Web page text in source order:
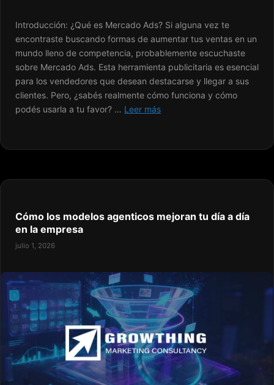
Introducción: ¿Qué es Mercado Ads? Si alguna vez te
encontraste buscando formas de aumentar tus ventas en un
mundo lleno de competencia, probablemente escuchaste
sobre Mercado Ads. Esta herramienta publicitaria es esencial
para los vendedores que desean destacarse y llegar a sus
clientes. Pero, ¿sabés realmente cómo funciona y cómo
podés usarla a tu favor? … Leer más
Cómo los modelos agenticos mejoran tu día a día
en la empresa
julio 1, 2026